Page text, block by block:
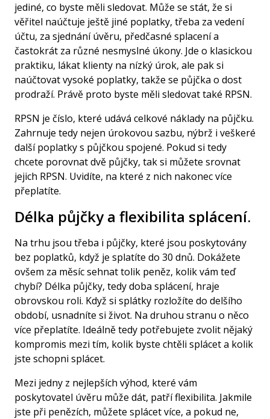
jediné, co byste měli sledovat. Může se stát, že si
věřitel naúčtuje ještě jiné poplatky, třeba za vedení
účtu, za sjednání úvěru, předčasné splacení a
častokrát za různé nesmyslné úkony. Jde o klasickou
praktiku, lákat klienty na nízký úrok, ale pak si
naúčtovat vysoké poplatky, takže se půjčka o dost
prodraží. Právě proto byste měli sledovat také RPSN.
RPSN je číslo, které udává celkové náklady na půjčku.
Zahrnuje tedy nejen úrokovou sazbu, nýbrž i veškeré
další poplatky s půjčkou spojené. Pokud si tedy
chcete porovnat dvě půjčky, tak si můžete srovnat
jejich RPSN. Uvidíte, na které z nich nakonec více
přeplatíte.
Délka půjčky a flexibilita splácení.
Na trhu jsou třeba i půjčky, které jsou poskytovány
bez poplatků, když je splatíte do 30 dnů. Dokážete
ovšem za měsíc sehnat tolik peněz, kolik vám teď
chybí? Délka půjčky, tedy doba splácení, hraje
obrovskou roli. Když si splátky rozložíte do delšího
období, usnadníte si život. Na druhou stranu o něco
více přeplatíte. Ideálně tedy potřebujete zvolit nějaký
kompromis mezi tím, kolik byste chtěli splácet a kolik
jste schopni splácet.
Mezi jedny z nejlepších výhod, které vám
poskytovatel úvěru může dát, patří flexibilita. Jakmile
jste při penězích, můžete splácet více, a pokud ne,